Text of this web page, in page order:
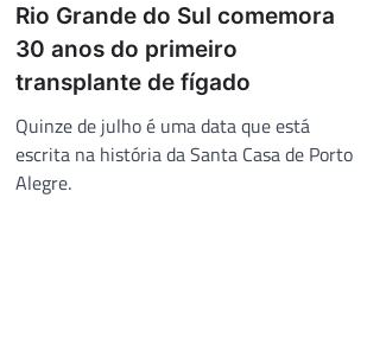
Rio Grande do Sul comemora
30 anos do primeiro
transplante de fígado
Quinze de julho é uma data que está
escrita na história da Santa Casa de Porto
Alegre.